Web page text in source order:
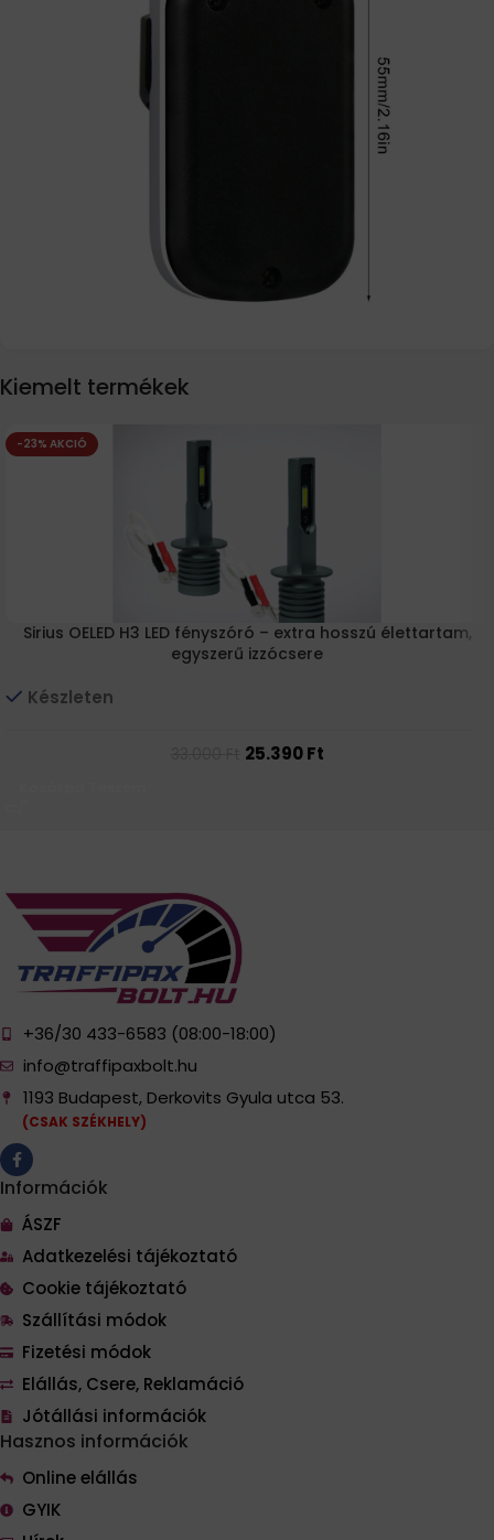
Kiemelt termékek
-23% AKCIÓ
Sirius OELED H3 LED fényszóró – extra hosszú élettartam,
egyszerű izzócsere
Készleten
25.390Ft
+36/30 433-6583 (08:00-18:00)
info@traffipaxbolt.hu
1193 Budapest, Derkovits Gyula utca 53.
(CSAK SZÉKHELY)
Információk
ÁSZF
Adatkezelési tájékoztató
Cookie tájékoztató
Szállítási módok
Fizetési módok
Elállás, Csere, Reklamáció
Jótállási információk
Hasznos információk
Online elállás
GYIK